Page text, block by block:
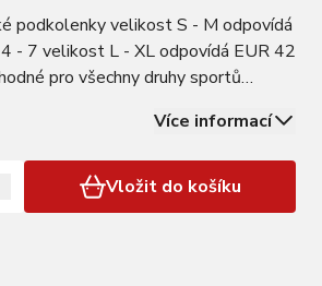
podkolenky velikost S - M odpovídá
- 7 velikost L - XL odpovídá EUR 42
pro všechny druhy sportů
kompresní třída - podpůrná, 18-
Více informací
Vložit do košíku